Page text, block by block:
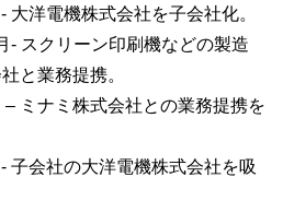
洋電機株式会社を子会社化。
- スクリーン印刷機などの製造
と業務提携。
ミナミ株式会社との業務提携を
子会社の大洋電機株式会社を吸